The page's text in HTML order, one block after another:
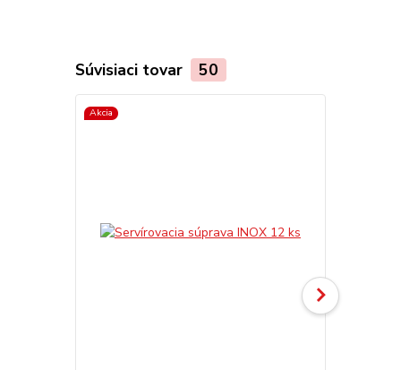
Súvisiaci tovar 50
Akcia